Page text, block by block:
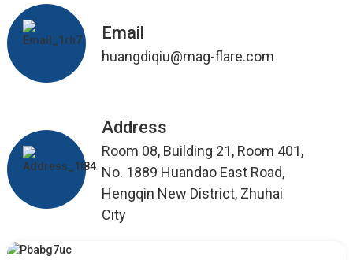
Email
huangdiqiu@mag-flare.com
Address
Room 08, Building 21, Room 401,
No. 1889 Huandao East Road,
Hengqin New District, Zhuhai
City